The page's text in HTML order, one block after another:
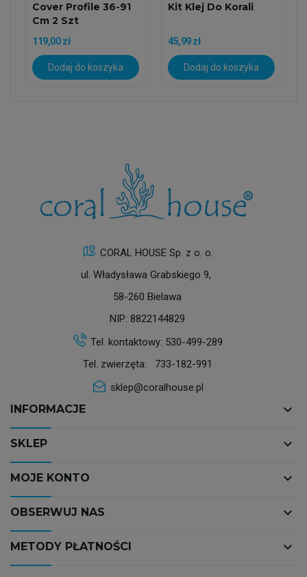
Cover Profile 36-91
Cm 2 Szt
119,00 zł
Dodaj do koszyka
Kit Klej Do Korali
45,99 zł
Dodaj do koszyka
CORAL HOUSE Sp. z o. o.
ul. Władysława Grabskiego 9,
58-260 Bielawa
NIP: 8822144829
Tel. kontaktowy: 530-499-289
Tel. zwierzęta: 733-182-991
sklep@coralhouse.pl
INFORMACJE keyboard_arrow_down
SKLEP keyboard_arrow_down
MOJE KONTO keyboard_arrow_down
OBSERWUJ NAS keyboard_arrow_down
METODY PŁATNOŚCI keyboard_arrow_down